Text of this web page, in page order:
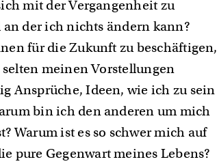
mit der Vergangenheit zu
der ich nichts ändern kann?
für die Zukunft zu beschäftigen,
meinen Vorstellungen
Ansprüche, Ideen, wie ich zu sein
bin ich den anderen um mich
Warum ist es so schwer mich auf
pure Gegenwart meines Lebens?